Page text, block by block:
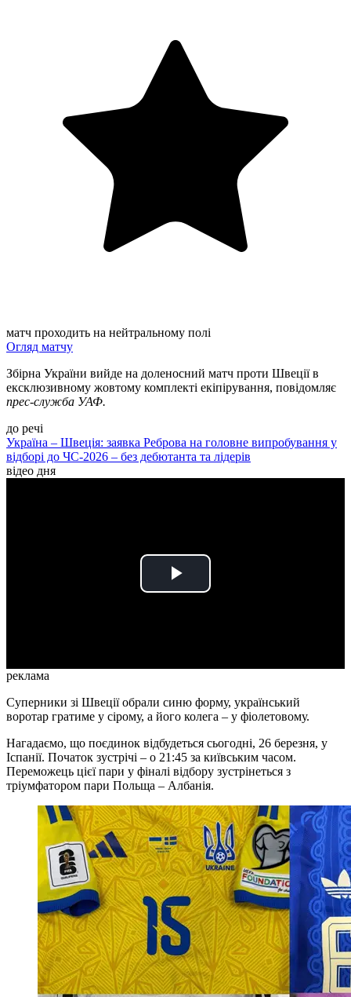
матч проходить на нейтральному полі
Огляд матчу
Збірна України вийде на доленосний матч проти Швеції в
ексклюзивному жовтому комплекті екіпірування, повідомляє
прес-служба УАФ.
до речі
Україна – Швеція: заявка Реброва на головне випробування у
відборі до ЧС-2026 – без дебютанта та лідерів
відео дня
Play
реклама
Суперники зі Швеції обрали синю форму, український
воротар гратиме у сірому, а його колега – у фіолетовому.
Нагадаємо, що поєдинок відбудеться сьогодні, 26 березня, у
Іспанії. Початок зустрічі – о 21:45 за київським часом.
Переможець цієї пари у фіналі відбору зустрінеться з
тріумфатором пари Польща – Албанія.